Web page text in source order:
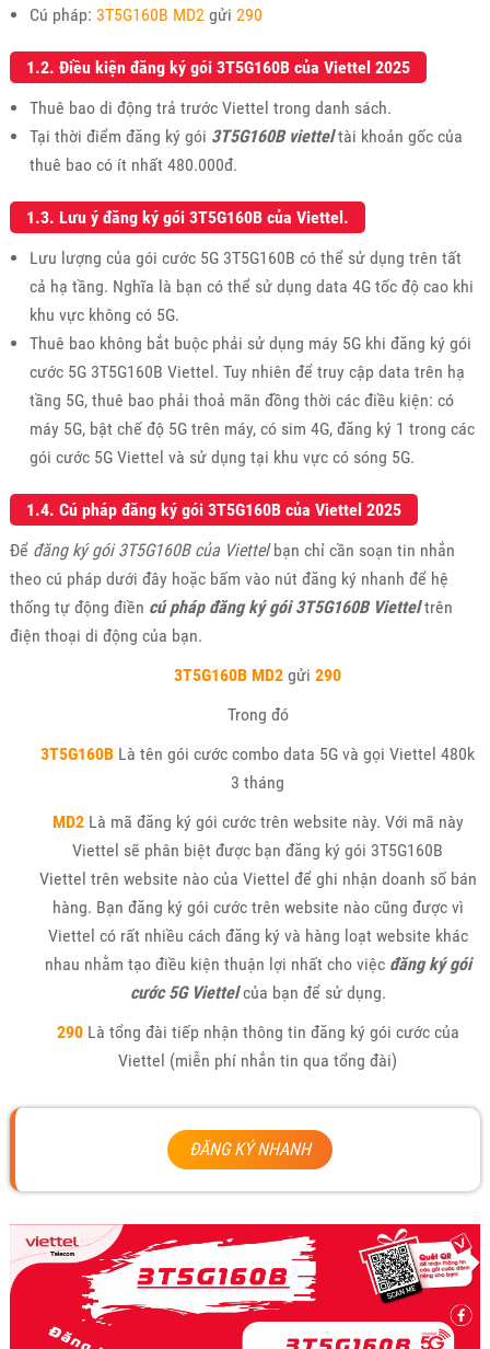
Cú pháp: 3T5G160B MD2 gửi 290
1.2. Điều kiện đăng ký gói 3T5G160B của Viettel 2025
Thuê bao di động trả trước Viettel trong danh sách.
Tại thời điểm đăng ký gói 3T5G160B vietteltài khoản gốc của
thuê bao có ít nhất 480.000đ.
1.3. Lưu ý đăng ký gói 3T5G160B của Viettel.
Lưu lượng của gói cước 5G 3T5G160B có thể sử dụng trên tất
cả hạ tầng. Nghĩa là bạn có thể sử dụng data 4G tốc độ cao khi
khu vực không có 5G.
Thuê bao không bắt buộc phải sử dụng máy 5G khi đăng ký gói
cước 5G 3T5G160B Viettel. Tuy nhiên để truy cập data trên hạ
tầng 5G, thuê bao phải thoả mãn đồng thời các điều kiện: có
máy 5G, bật chế độ 5G trên máy, có sim 4G, đăng ký 1 trong các
gói cước 5G Viettel và sử dụng tại khu vực có sóng 5G.
1.4. Cú pháp đăng ký gói 3T5G160B của Viettel 2025
Để đăng ký gói 3T5G160B của Viettelbạn chỉ cần soạn tin nhắn
theo cú pháp dưới đây hoặc bấm vào nút đăng ký nhanh để hệ
thống tự động điền cú pháp đăng ký gói 3T5G160B Vietteltrên
điện thoại di động của bạn.
3T5G160B MD2 gửi 290
Trong đó
3T5G160B Là tên gói cước combo data 5G và gọi Viettel 480k
3 tháng
MD2 Là mã đăng ký gói cước trên website này. Với mã này
Viettel sẽ phân biệt được bạn đăng ký gói 3T5G160B
Viettel trên website nào của Viettel để ghi nhận doanh số bán
hàng. Bạn đăng ký gói cước trên website nào cũng được vì
Viettel có rất nhiều cách đăng ký và hàng loạt website khác
nhau nhằm tạo điều kiện thuận lợi nhất cho việc đăng ký gói
cước 5G Viettelcủa bạn để sử dụng.
290Là tổng đài tiếp nhận thông tin đăng ký gói cước của
Viettel (miễn phí nhắn tin qua tổng đài)
ĐĂNG KÝ NHANH